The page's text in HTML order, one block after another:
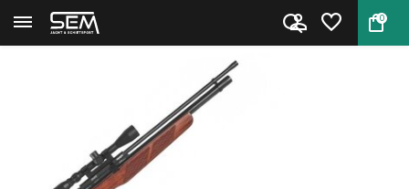
0
Terug Home Gamo Coyote 5.5mm + richtkijk...